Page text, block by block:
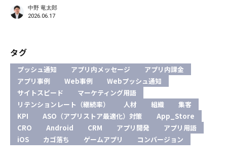
中野 竜太郎
2026.06.17
タグ
プッシュ通知 アプリ内メッセージ
アプリ内課金
アプリ事例
Web事例
Webプッシュ通知
サイトスピード
マーケティング用語
リテンションレート（継続率）
人材 組織
集客
KPI
ASO（アプリストア最適化）対策
App_Store
CRO
Android CRM アプリ開発
アプリ用語
iOS
カゴ落ち ゲームアプリ コンバージョン